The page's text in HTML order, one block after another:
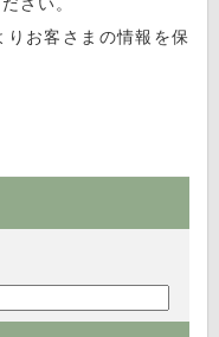
さい。
お客さまの情報を保